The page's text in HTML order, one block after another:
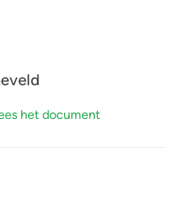
het document